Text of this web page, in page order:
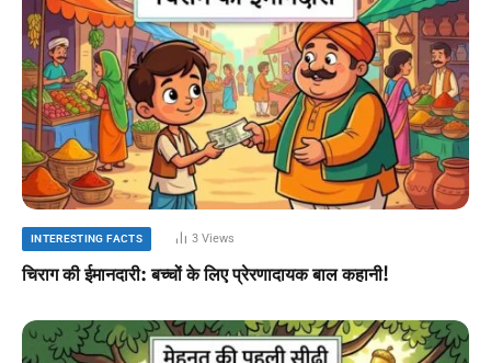
INTERESTING FACTS 3 Views
चिराग की ईमानदारी: बच्चों के लिए प्रेरणादायक बाल कहानी!